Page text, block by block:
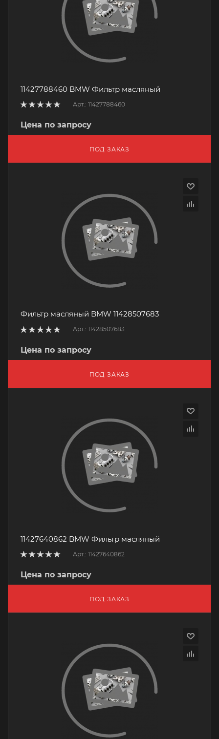
11427788460 BMW Фильтр масляный
Арт.: 11427788460
Цена по запросу
ПОД ЗАКАЗ
Фильтр масляный BMW 11428507683
Арт.: 11428507683
Цена по запросу
ПОД ЗАКАЗ
11427640862 BMW Фильтр масляный
Арт.: 11427640862
Цена по запросу
ПОД ЗАКАЗ